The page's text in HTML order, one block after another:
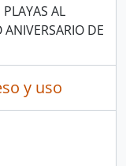
AL
DE
y uso